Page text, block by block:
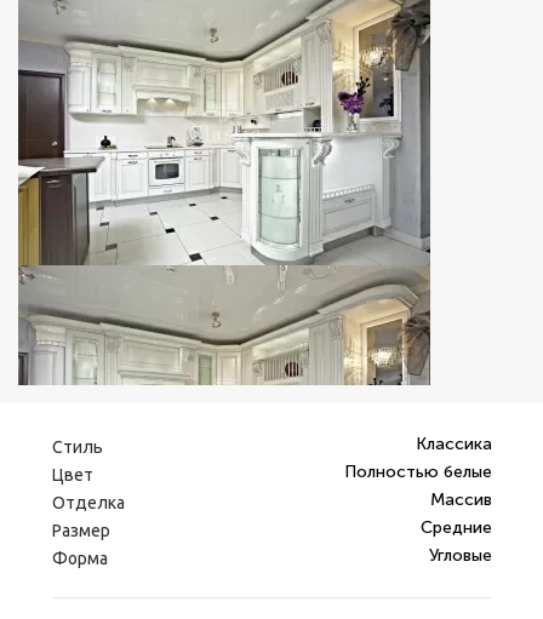
Стиль Классика
Цвет Полностью белые
Отделка Массив
Размер Средние
Форма Угловые